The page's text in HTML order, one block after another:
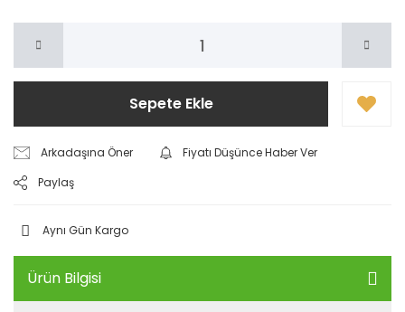
Sepete Ekle
Arkadaşına Öner
Fiyatı Düşünce Haber Ver
Paylaş
Aynı Gün Kargo
Ürün Bilgisi